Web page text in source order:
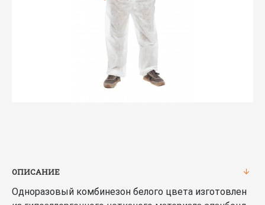
ОПИСАНИЕ
Одноразовый комбинезон белого цвета изготовлен